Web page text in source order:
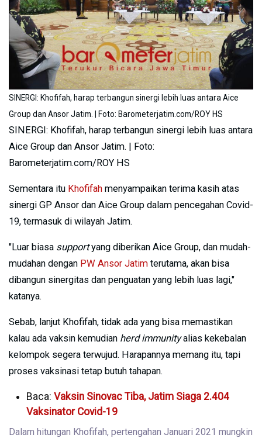
SINERGI: Khofifah, harap terbangun sinergi lebih luas antara Aice
Group dan Ansor Jatim. | Foto: Barometerjatim.com/ROY HS
SINERGI: Khofifah, harap terbangun sinergi lebih luas antara
Aice Group dan Ansor Jatim. | Foto:
Barometerjatim.com/ROY HS
Sementara itu Khofifah menyampaikan terima kasih atas
sinergi GP Ansor dan Aice Group dalam pencegahan Covid-
19, termasuk di wilayah Jatim.
"Luar biasa supportyang diberikan Aice Group, dan mudah-
mudahan dengan PW Ansor Jatim terutama, akan bisa
dibangun sinergitas dan penguatan yang lebih luas lagi,"
katanya.
Sebab, lanjut Khofifah, tidak ada yang bisa memastikan
kalau ada vaksin kemudian herd immunityalias kekebalan
kelompok segera terwujud. Harapannya memang itu, tapi
proses vaksinasi tetap butuh tahapan.
Baca: Vaksin Sinovac Tiba, Jatim Siaga 2.404
Vaksinator Covid-19
Dalam hitungan Khofifah, pertengahan Januari 2021 mungkin